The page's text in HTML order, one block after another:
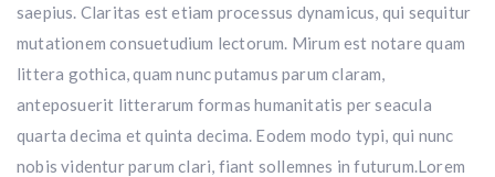
saepius. Claritas est etiam processus dynamicus, qui sequitur
mutationem consuetudium lectorum. Mirum est notare quam
littera gothica, quam nunc putamus parum claram,
anteposuerit litterarum formas humanitatis per seacula
quarta decima et quinta decima. Eodem modo typi, qui nunc
nobis videntur parum clari, fiant sollemnes in futurum.Lorem